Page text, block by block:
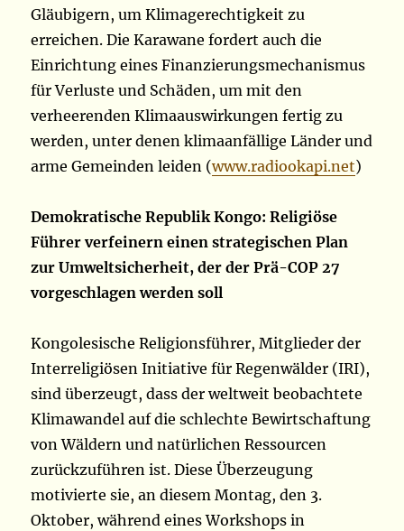
Gläubigern, um Klimagerechtigkeit zu
erreichen. Die Karawane fordert auch die
Einrichtung eines Finanzierungsmechanismus
für Verluste und Schäden, um mit den
verheerenden Klimaauswirkungen fertig zu
werden, unter denen klimaanfällige Länder und
arme Gemeinden leiden (www.radiookapi.net)
Demokratische Republik Kongo: Religiöse
Führer verfeinern einen strategischen Plan
zur Umweltsicherheit, der der Prä-COP 27
vorgeschlagen werden soll
Kongolesische Religionsführer, Mitglieder der
Interreligiösen Initiative für Regenwälder (IRI),
sind überzeugt, dass der weltweit beobachtete
Klimawandel auf die schlechte Bewirtschaftung
von Wäldern und natürlichen Ressourcen
zurückzuführen ist. Diese Überzeugung
motivierte sie, an diesem Montag, den 3.
Oktober, während eines Workshops in